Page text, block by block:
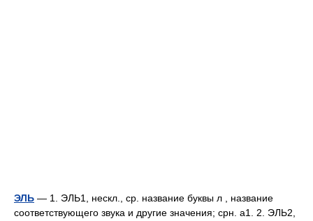
ЭЛЬ — 1. ЭЛЬ1, нескл., ср. название буквы л , название
соответствующего звука и другие значения; срн. а1. 2. ЭЛЬ2,